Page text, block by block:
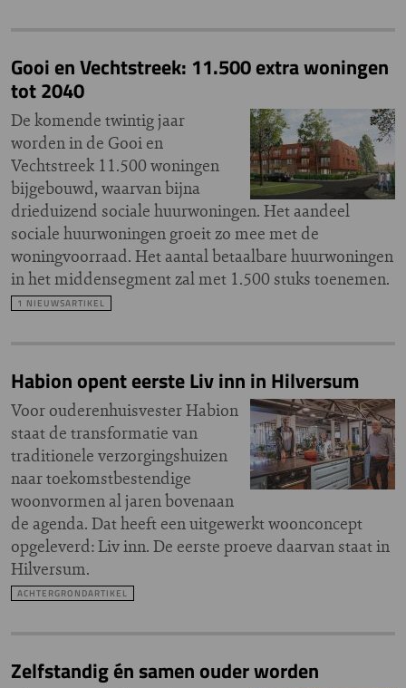
Gooi en Vechtstreek: 11.500 extra woningen
tot 2040
De komende twintig jaar
worden in de Gooi en
Vechtstreek 11.500 woningen
bijgebouwd, waarvan bijna
drieduizend sociale huurwoningen. Het aandeel
sociale huurwoningen groeit zo mee met de
woningvoorraad. Het aantal betaalbare huurwoningen
in het middensegment zal met 1.500 stuks toenemen.
1 NIEUWSARTIKEL
Habion opent eerste Liv inn in Hilversum
Voor ouderenhuisvester Habion
staat de transformatie van
traditionele verzorgingshuizen
naar toekomstbestendige
woonvormen al jaren bovenaan
de agenda. Dat heeft een uitgewerkt woonconcept
opgeleverd: Liv inn. De eerste proeve daarvan staat in
Hilversum.
ACHTERGRONDARTIKEL
Zelfstandig én samen ouder worden